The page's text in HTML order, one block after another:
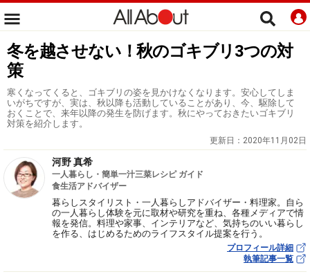
冬を越させない！秋のゴキブリ3つの対
策
寒くなってくると、ゴキブリの姿を見かけなくなります。安心してしま
いがちですが、実は、秋以降も活動していることがあり、今、駆除して
おくことで、来年以降の発生を防げます。秋にやっておきたいゴキブリ
対策を紹介します。
更新日： 2020年11月02日
河野 真希
一人暮らし・簡単一汁三菜レシピ ガイド
食生活アドバイザー
暮らしスタイリスト・一人暮らしアドバイザー・料理家。自ら
の一人暮らし体験を元に取材や研究を重ね、各種メディアで情
報を発信。料理や家事、インテリアなど、気持ちのいい暮らし
を作る、はじめるためのライフスタイル提案を行う。
プロフィール詳細
執筆記事一覧